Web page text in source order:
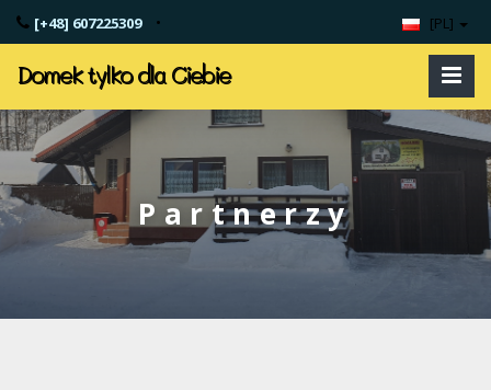
[+48] 607225309 • [PL]
Domek tylko dla Ciebie
Partnerzy